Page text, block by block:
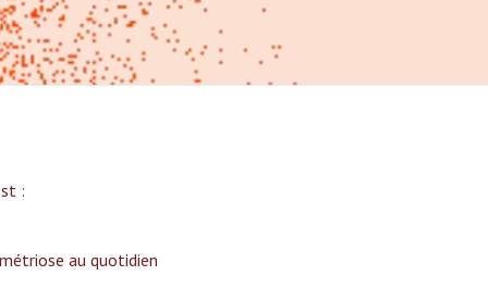
:‍
au quotidien